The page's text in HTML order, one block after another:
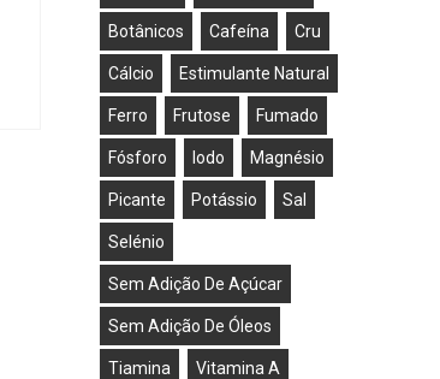
Botânicos Cafeína Cru
Cálcio Estimulante Natural
Ferro Frutose Fumado
Fósforo Iodo Magnésio
Picante Potássio Sal
Selénio
Sem Adição De Açúcar
Sem Adição De Óleos
Tiamina Vitamina A